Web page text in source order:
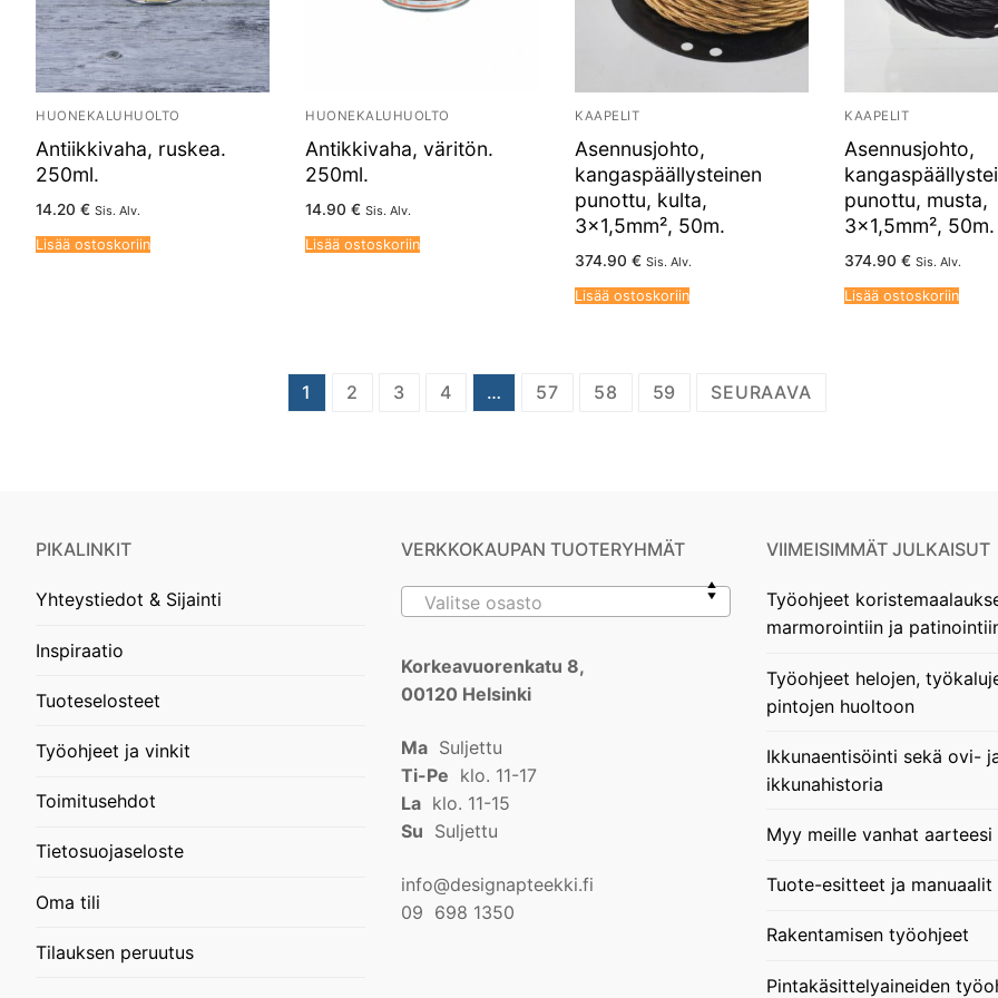
HUONEKALUHUOLTO
Antiikkivaha, ruskea.
250ml.
14.20 € Sis. Alv.
Lisää ostoskoriin
HUONEKALUHUOLTO
Antikkivaha, väritön.
250ml.
14.90 € Sis. Alv.
Lisää ostoskoriin
KAAPELIT
Asennusjohto,
kangaspäällysteinen
punottu, kulta,
3×1,5mm², 50m.
374.90 € Sis. Alv.
Lisää ostoskoriin
KAAPELIT
Asennusjohto,
punottu, musta,
3×1,5mm², 50m.
374.90 € Sis. Alv.
Lisää ostoskoriin
1 2 3 4 … 57 58 59 SEURAAVA
PIKALINKIT
Yhteystiedot & Sijainti
Inspiraatio
Tuoteselosteet
Työohjeet ja vinkit
Toimitusehdot
Tietosuojaseloste
Oma tili
Tilauksen peruutus
VERKKOKAUPAN TUOTERYHMÄT
Valitse osasto
Korkeavuorenkatu 8,
00120 Helsinki
Ma Suljettu
Ti-Pe klo. 11-17
La klo. 11-15
Su Suljettu
info@designapteekki.fi
09 698 1350
VIIMEISIMMÄT JULKAISUT
Työohjeet
marmorointiin ja
Työohjeet helojen,
pintojen huoltoon
Ikkunaentisöinti sekä ovi-
ikkunahistoria
Myy meille vanhat aarteesi
Tuote-esitteet ja manuaalit
Rakentamisen työohjeet
Pintakäsittelyaineiden